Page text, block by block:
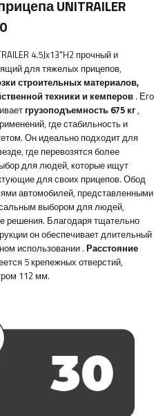
UNITRAILER
4.5Jx13"H2 прочный и
для тяжелых прицепов,
строительных материалов,
техники и кемперов . Его
грузоподъемность 675 кг,
где стабильность и
Он идеально подходит для
где перевозятся более
для людей, которые ищут
для своих прицепов. Обод
автомобилей, представленными
выбором для людей,
решения. Благодаря тщательно
он обеспечивает длительный
использовании . Расстояние
5 крепежных отверстий,
112 мм.